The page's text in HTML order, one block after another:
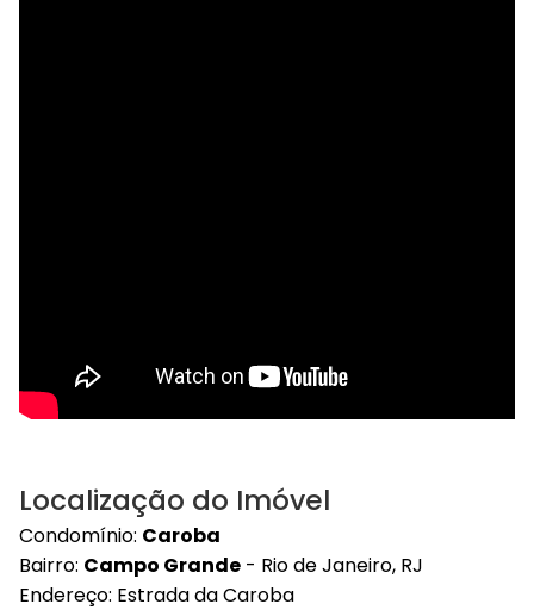
Localização do Imóvel
Condomínio: Caroba
Bairro: Campo Grande - Rio de Janeiro, RJ
Endereço: Estrada da Caroba